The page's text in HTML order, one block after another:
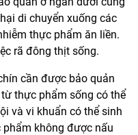
di chuyển xuống các
thực phẩm ăn liền.
rã đông thịt sống.
cần được bảo quản
thực phẩm sống có thể
và vi khuẩn có thể sinh
không được nấu